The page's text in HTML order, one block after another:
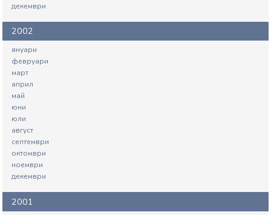
декември
2002
януари
февруари
март
април
май
юни
юли
август
септември
октомври
ноември
декември
2001